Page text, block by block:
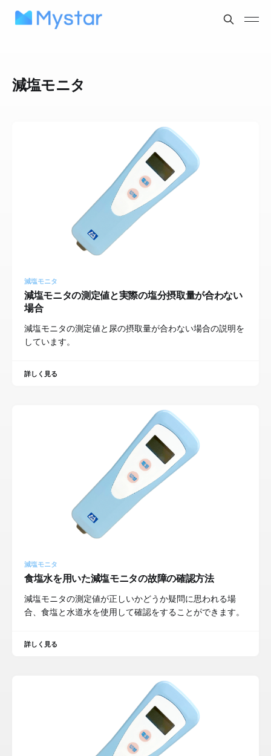
減塩モニタ
減塩モニタ
減塩モニタの測定値と実際の塩分摂取量が合わない
場合
減塩モニタの測定値と尿の摂取量が合わない場合の説明を
しています。
詳しく見る
減塩モニタ
食塩水を用いた減塩モニタの故障の確認方法
減塩モニタの測定値が正しいかどうか疑問に思われる場
合、食塩と水道水を使用して確認をすることができます。
詳しく見る